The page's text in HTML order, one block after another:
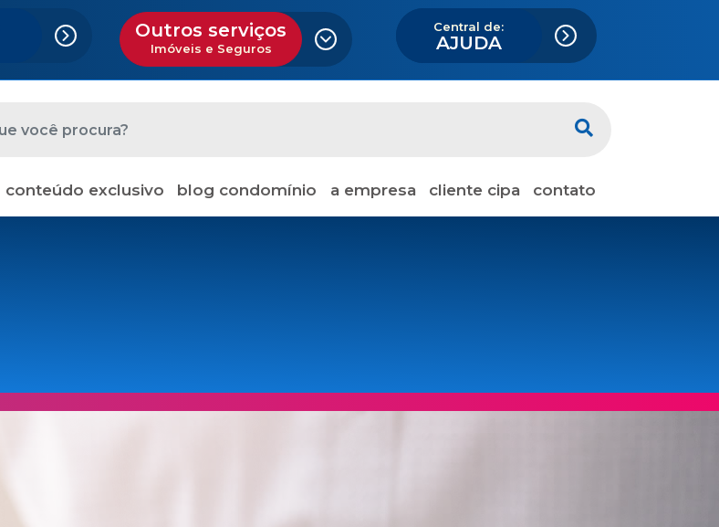
Outros serviços
Imóveis e Seguros
Central de:
AJUDA
conteúdo exclusivo blog condomínio a empresa cliente cipa contato